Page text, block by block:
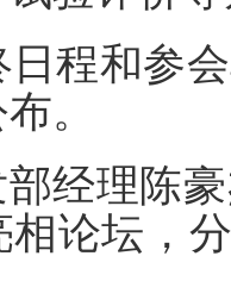
日程和参
。
经理陈
论坛，